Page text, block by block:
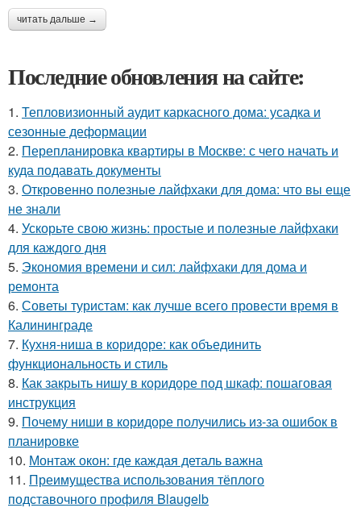
читать дальше →
Последние обновления на сайте:
1. Тепловизионный аудит каркасного дома: усадка и
сезонные деформации
2. Перепланировка квартиры в Москве: с чего начать и
куда подавать документы
3. Откровенно полезные лайфхаки для дома: что вы еще
не знали
4. Ускорьте свою жизнь: простые и полезные лайфхаки
для каждого дня
5. Экономия времени и сил: лайфхаки для дома и
ремонта
6. Советы туристам: как лучше всего провести время в
Калининграде
7. Кухня-ниша в коридоре: как объединить
функциональность и стиль
8. Как закрыть нишу в коридоре под шкаф: пошаговая
инструкция
9. Почему ниши в коридоре получились из-за ошибок в
планировке
10. Монтаж окон: где каждая деталь важна
11. Преимущества использования тёплого
подставочного профиля Blaugelb